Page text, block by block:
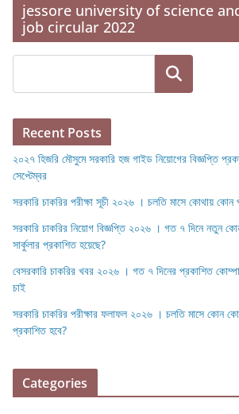
jessore university of science
job circular 2022
Search
Recent Posts
২০২৭ হিজরি মৌসুমে সরকারি হজ গাইড নিয়োগের বিজ্ঞপ্তি
সেপ্টেম্বর
সরকারি চাকরির পরীক্ষা সূচী ২০২৬ । চলতি মাসে কোথায় কোন
সরকারি চাকরির নিয়োগ বিজ্ঞপ্তি ২০২৬ । গত ৭ দিনে নতুন
সার্কুলার প্রকাশিত হয়েছে?
বেসরকারি চাকরির খবর ২০২৬ । গত ৭ দিনের প্রকাশিত
চাই
সরকারি চাকরির পরীক্ষার ফলাফল ২০২৬ । চলতি মাসে কোন
প্রকাশিত হবে?
Categories